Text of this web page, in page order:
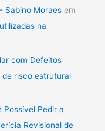
Sabino Moraes em
na
com Defeitos
de risco estrutural
Possível Pedir a
Revisional de